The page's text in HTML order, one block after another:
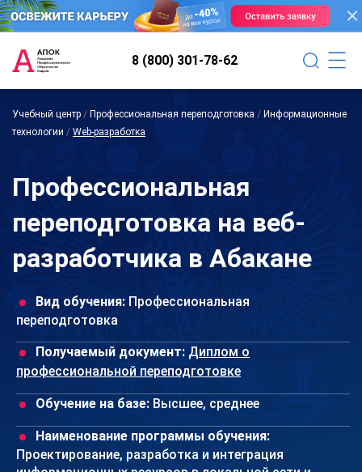
8 (800) 301-78-62
Учебный центр / Профессиональная переподготовка / Информационные
технологии / Web-разработка
Профессиональная
переподготовка на веб-
разработчика в Абакане
Вид обучения: Профессиональная
переподготовка
Получаемый документ: Диплом о
профессиональной переподготовке
Обучение на базе: Высшее, среднее
Наименование программы обучения:
Проектирование, разработка и интеграция